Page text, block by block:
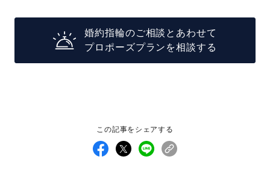
婚約指輪のご相談とあわせて
プロポーズプランを相談する
この記事をシェアする